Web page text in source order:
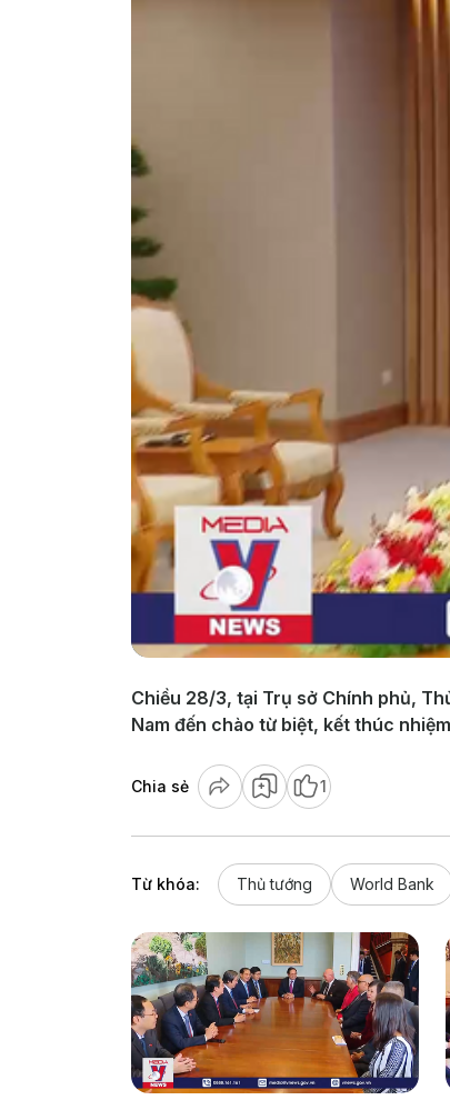
Chiều 28/3, tại Trụ sở Chính phủ,
Nam đến chào từ biệt, kết thúc
Chia sẻ 1
Từ khóa: Thủ tướng World Bank